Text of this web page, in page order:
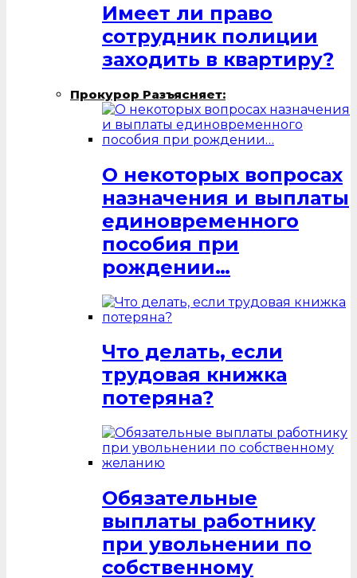
Имеет ли право
сотрудник полиции
заходить в квартиру?
Прокурор Разъясняет:
О некоторых вопросах
назначения и выплаты
единовременного
пособия при
рождении…
Что делать, если
трудовая книжка
потеряна?
Обязательные
выплаты работнику
при увольнении по
собственному